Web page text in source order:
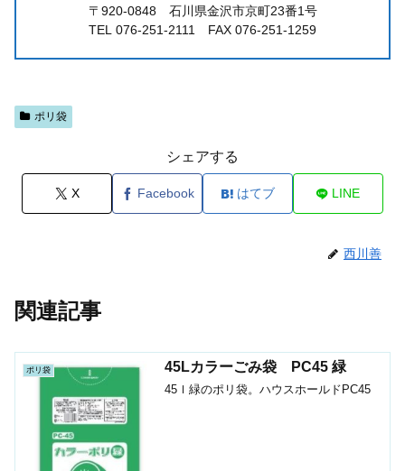
〒920-0848 石川県金沢市京町23番1号
TEL 076-251-2111 FAX 076-251-1259
ポリ袋
シェアする
X Facebook はてブ LINE
西川善
関連記事
ポリ袋 45Lカラーごみ袋 PC45 緑
45ｌ緑のポリ袋。ハウスホールドPC45